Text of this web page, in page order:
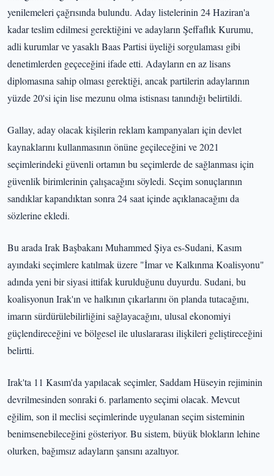
yenilemeleri çağrısında bulundu. Aday listelerinin 24 Haziran'a
kadar teslim edilmesi gerektiğini ve adayların Şeffaflık Kurumu,
adli kurumlar ve yasaklı Baas Partisi üyeliği sorgulaması gibi
denetimlerden geçeceğini ifade etti. Adayların en az lisans
diplomasına sahip olması gerektiği, ancak partilerin adaylarının
yüzde 20'si için lise mezunu olma istisnası tanındığı belirtildi.
Gallay, aday olacak kişilerin reklam kampanyaları için devlet
kaynaklarını kullanmasının önüne geçileceğini ve 2021
seçimlerindeki güvenli ortamın bu seçimlerde de sağlanması için
güvenlik birimlerinin çalışacağını söyledi. Seçim sonuçlarının
sandıklar kapandıktan sonra 24 saat içinde açıklanacağını da
sözlerine ekledi.
Bu arada Irak Başbakanı Muhammed Şiya es-Sudani, Kasım
ayındaki seçimlere katılmak üzere "İmar ve Kalkınma Koalisyonu"
adında yeni bir siyasi ittifak kurulduğunu duyurdu. Sudani, bu
koalisyonun Irak'ın ve halkının çıkarlarını ön planda tutacağını,
imarın sürdürülebilirliğini sağlayacağını, ulusal ekonomiyi
güçlendireceğini ve bölgesel ile uluslararası ilişkileri geliştireceğini
belirtti.
Irak'ta 11 Kasım'da yapılacak seçimler, Saddam Hüseyin rejiminin
devrilmesinden sonraki 6. parlamento seçimi olacak. Mevcut
eğilim, son il meclisi seçimlerinde uygulanan seçim sisteminin
benimsenebileceğini gösteriyor. Bu sistem, büyük blokların lehine
olurken, bağımsız adayların şansını azaltıyor.